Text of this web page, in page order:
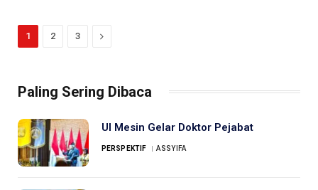
1 2 3 Next
Paling Sering Dibaca
UI Mesin Gelar Doktor Pejabat
PERSPEKTIF ASSYIFA